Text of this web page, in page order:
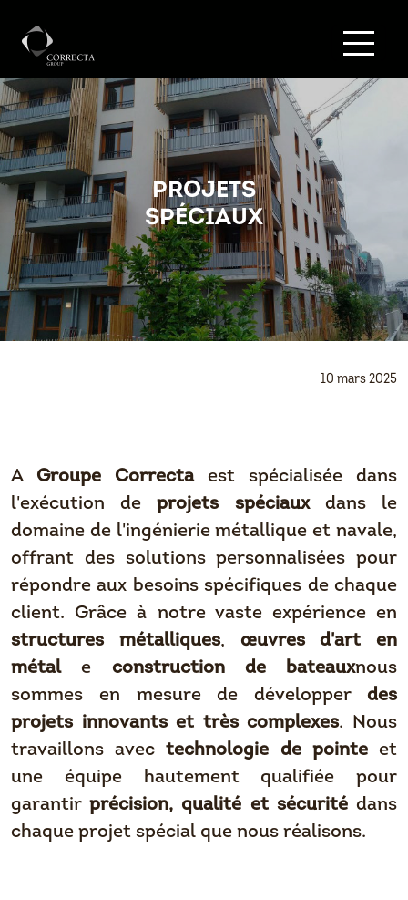
PROJETS
SPÉCIAUX
10 mars 2025
A Groupe Correctaest spécialisée dans
l'exécution deprojets spéciauxdans le
domaine de l'ingénierie métallique et navale,
offrant des solutions personnalisées pour
répondre aux besoins spécifiques de chaque
client. Grâce à notre vaste expérience en
structures métalliques, œuvres d'art en
métale construction de bateauxnous
sommes en mesure de développer des
projets innovants et très complexes. Nous
travaillons avectechnologie de pointeet
une équipe hautement qualifiée pour
garantirprécision, qualité et sécuritédans
chaque projet spécial que nous réalisons.